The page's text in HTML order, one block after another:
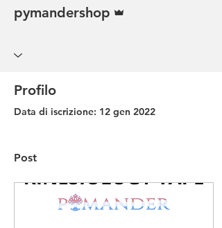
pymandershop
Profilo
Data di iscrizione: 12 gen 2022
Post